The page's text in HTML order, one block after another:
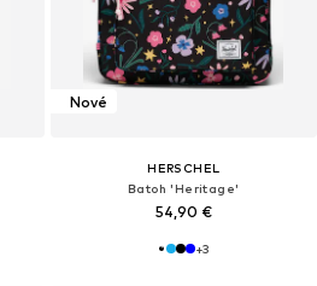
Nové
HERSCHEL
Batoh 'Heritage'
54,90 €
+3